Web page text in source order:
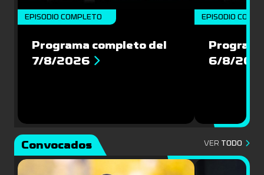
EPISODIO COMPLETO
Programa completo del
7/8/2026
EPISODIO
6/8/
Convocados VER TODO